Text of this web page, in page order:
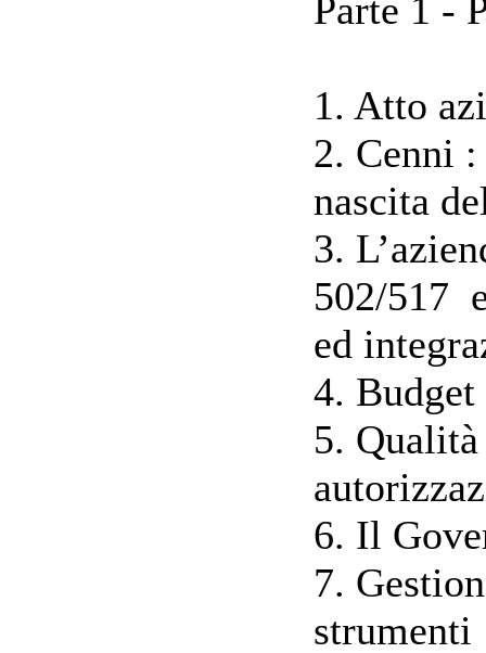
Parte 1 -
1. Atto
2. Cenni
nascita
3.
502/517
ed
4.
5.
6. Il
7.
strumenti